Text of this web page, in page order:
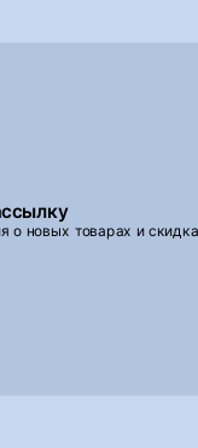
о новых товарах и